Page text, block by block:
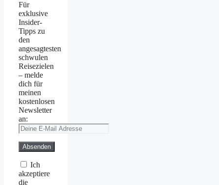
Für
exklusive
Insider-
Tipps zu
den
angesagtesten
schwulen
Reisezielen
– melde
dich für
meinen
kostenlosen
Newsletter
an:
Ich
akzeptiere
die